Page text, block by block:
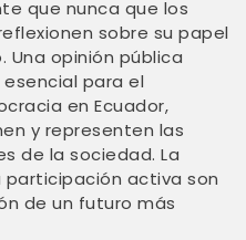
que nunca que los
sobre su papel
opinión pública
para el
en Ecuador,
y representen las
de la sociedad. La
activa son
de un futuro más